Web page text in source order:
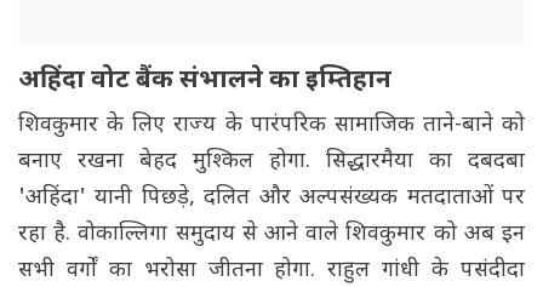
अहिंदा वोट बैंक संभालने का इम्तिहान
शिवकुमार के लिए राज्य के पारंपरिक सामाजिक ताने-बाने को
बनाए रखना बेहद मुश्किल होगा. सिद्धारमैया का दबदबा
'अहिंदा' यानी पिछड़े, दलित और अल्पसंख्यक मतदाताओं पर
रहा है. वोकाल्लिगा समुदाय से आने वाले शिवकुमार को अब इन
सभी वर्गों का भरोसा जीतना होगा. राहुल गांधी के पसंदीदा